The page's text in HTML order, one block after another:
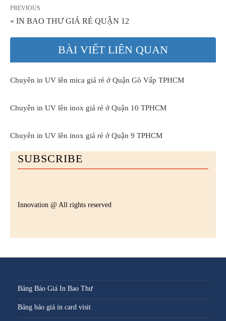
PREVIOUS
« IN BAO THƯ GIÁ RẺ QUẬN 12
BÀI VIẾT LIÊN QUAN
Chuyên in UV lên mica giá rẻ ở Quận Gò Vấp TPHCM
Chuyên in UV lên inox giá rẻ ở Quận 10 TPHCM
Chuyên in UV lên inox giá rẻ ở Quận 9 TPHCM
SUBSCRIBE
Innovation @ All rights reserved
Bảng Báo Giá In Bao Thư
Bảng báo giá in card visit